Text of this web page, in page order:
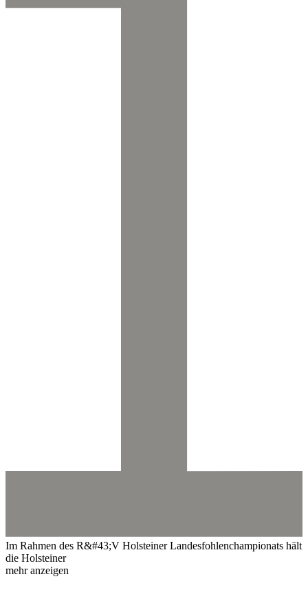
Im Rahmen des R&#43;V Holsteiner Landesfohlenchampionats hält
die Holsteiner
mehr anzeigen